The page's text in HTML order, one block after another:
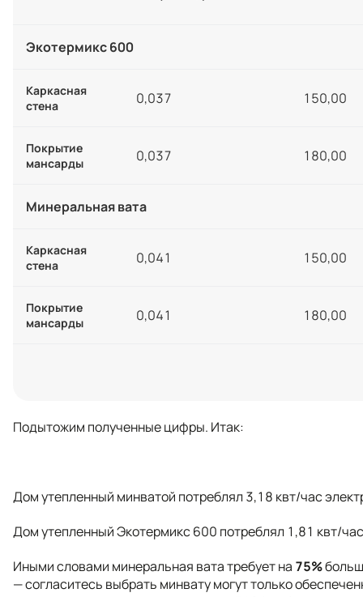
Экотермикс 600
Каркасная
стена
0,037 150,00
Покрытие
мансарды
0,037 180,00
Минеральная вата
Каркасная
стена
0,041 150,00
Покрытие
мансарды
0,041 180,00
Подытожим полученные цифры. Итак:
Дом утепленный минватой потреблял 3,18 квт/час
Дом утепленный Экотермикс 600 потреблял 1,81 квт/
Иными словами минеральная вата требует на 75%
— согласитесь выбрать минвату могут только